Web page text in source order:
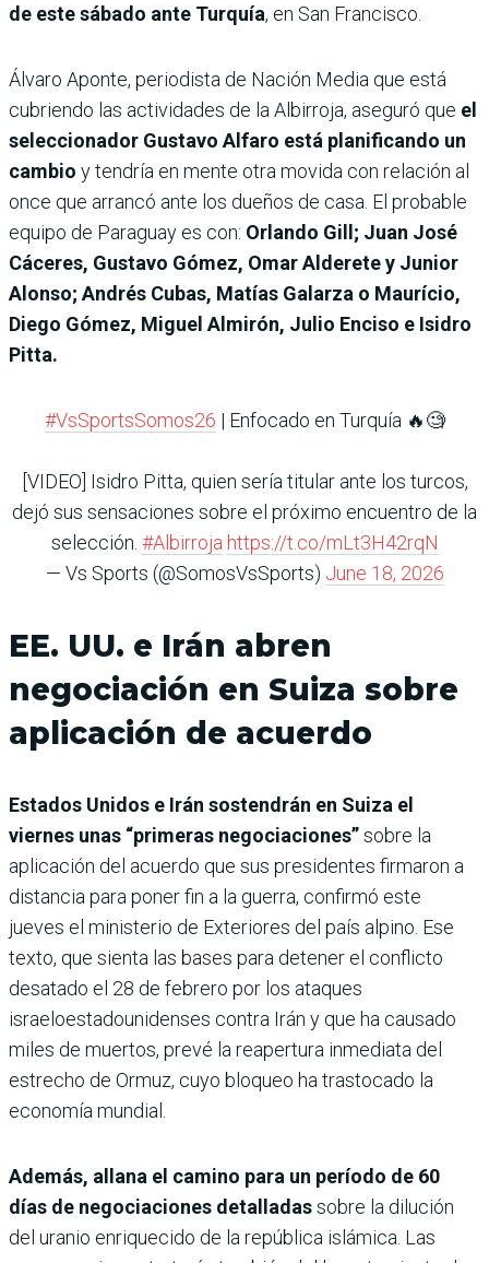
de este sábado ante Turquía, en San Francisco.
Álvaro Aponte, periodista de Nación Media que está
cubriendo las actividades de la Albirroja, aseguró que el
seleccionador Gustavo Alfaro está planificando un
cambio y tendría en mente otra movida con relación al
once que arrancó ante los dueños de casa. El probable
equipo de Paraguay es con: Orlando Gill; Juan José
Cáceres, Gustavo Gómez, Omar Alderete y Junior
Alonso; Andrés Cubas, Matías Galarza o Maurício,
Diego Gómez, Miguel Almirón, Julio Enciso e Isidro
Pitta.
#VsSportsSomos26 | Enfocado en Turquía 🔥🧐
[VIDEO] Isidro Pitta, quien sería titular ante los turcos,
dejó sus sensaciones sobre el próximo encuentro de la
selección. #Albirroja https://t.co/mLt3H42rqN
— Vs Sports (@SomosVsSports) June 18, 2026
EE. UU. e Irán abren
negociación en Suiza sobre
aplicación de acuerdo
Estados Unidos e Irán sostendrán en Suiza el
viernes unas “primeras negociaciones”sobre la
aplicación del acuerdo que sus presidentes firmaron a
distancia para poner fin a la guerra, confirmó este
jueves el ministerio de Exteriores del país alpino. Ese
texto, que sienta las bases para detener el conflicto
desatado el 28 de febrero por los ataques
israeloestadounidenses contra Irán y que ha causado
miles de muertos, prevé la reapertura inmediata del
estrecho de Ormuz, cuyo bloqueo ha trastocado la
economía mundial.
Además, allana el camino para un período de 60
días de negociaciones detalladassobre la dilución
del uranio enriquecido de la república islámica. Las